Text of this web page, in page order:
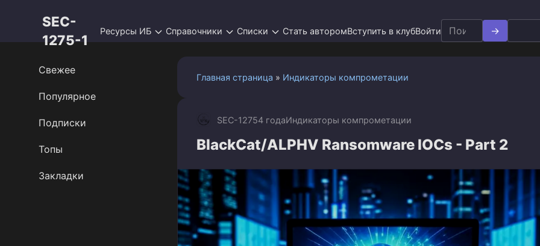
SEC-
1275-1
Ресурсы ИБ Справочники Списки Стать авторомВступить в клубВойти
Search
for:
Главная страница » Индикаторы компрометации
SEC-12754 годаИндикаторы компрометации
BlackCat/ALPHV Ransomware IOCs - Part 2
Свежее
Популярное
Подписки
Топы
Закладки